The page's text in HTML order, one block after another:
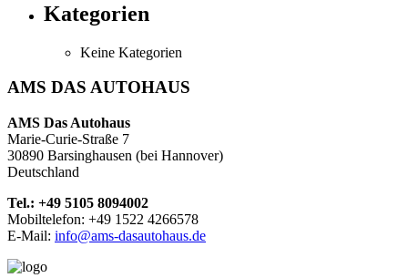
Kategorien
Keine Kategorien
AMS DAS AUTOHAUS
AMS Das Autohaus
Marie-Curie-Straße 7
30890 Barsinghausen (bei Hannover)
Deutschland
Tel.: +49 5105 8094002
Mobiltelefon: +49 1522 4266578
E-Mail: info@ams-dasautohaus.de